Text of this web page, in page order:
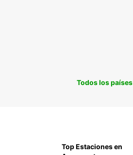
Todos los países
Top Estaciones en